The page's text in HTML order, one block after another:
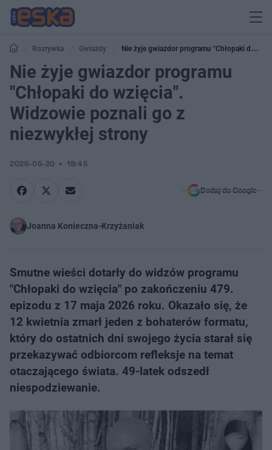
Rozrywka Gwiazdy
Nie żyje gwiazdor programu "Chłopaki do
wzięcia". Widzowie poznali go z niezwykłej strony
Nie żyje gwiazdor programu
"Chłopaki do wzięcia".
Widzowie poznali go z
niezwykłej strony
2026-05-20 19:45
Dodaj do Google
Joanna Konieczna-Krzyżaniak
Smutne wieści dotarły do widzów programu
"Chłopaki do wzięcia" po zakończeniu 479.
epizodu z 17 maja 2026 roku. Okazało się, że
12 kwietnia zmarł jeden z bohaterów formatu,
który do ostatnich dni swojego życia starał się
przekazywać odbiorcom refleksje na temat
otaczającego świata. 49-latek odszedł
niespodziewanie.